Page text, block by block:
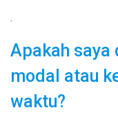
.
Apakah saya
modal atau
waktu?